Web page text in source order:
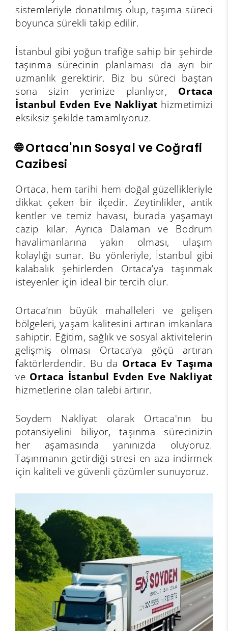
sistemleriyle donatılmış olup, taşıma süreci
boyunca sürekli takip edilir.
İstanbul gibi yoğun trafiğe sahip bir şehirde
taşınma sürecinin planlaması da ayrı bir
uzmanlık gerektirir. Biz bu süreci baştan
sona sizin yerinize planlıyor, Ortaca
İstanbul Evden Eve Nakliyat hizmetimizi
eksiksiz şekilde tamamlıyoruz.
🌐 Ortaca'nın Sosyal ve Coğrafi
Cazibesi
Ortaca, hem tarihi hem doğal güzellikleriyle
dikkat çeken bir ilçedir. Zeytinlikler, antik
kentler ve temiz havası, burada yaşamayı
cazip kılar. Ayrıca Dalaman ve Bodrum
havalimanlarına yakın olması, ulaşım
kolaylığı sunar. Bu yönleriyle, İstanbul gibi
kalabalık şehirlerden Ortaca’ya taşınmak
isteyenler için ideal bir tercih olur.
Ortaca’nın büyük mahalleleri ve gelişen
bölgeleri, yaşam kalitesini artıran imkanlara
sahiptir. Eğitim, sağlık ve sosyal aktivitelerin
gelişmiş olması Ortaca’ya göçü artıran
faktörlerdendir. Bu da Ortaca Ev Taşıma
ve Ortaca İstanbul Evden Eve Nakliyat
hizmetlerine olan talebi artırır.
Soydem Nakliyat olarak Ortaca'nın bu
potansiyelini biliyor, taşınma sürecinizin
her aşamasında yanınızda oluyoruz.
Taşınmanın getirdiği stresi en aza indirmek
için kaliteli ve güvenli çözümler sunuyoruz.